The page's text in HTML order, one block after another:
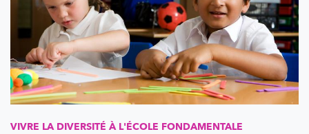
VIVRE LA DIVERSITÉ À L'ÉCOLE FONDAMENTALE